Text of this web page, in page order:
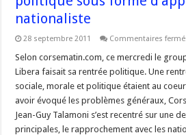
nationaliste
28 septembre 2011 Commentaires
Selon corsematin.com, ce mercredi le
Libera faisait sa rentrée politique. Une
sociale, morale et politique étaient au
avoir évoqué les problèmes généraux,
Jean-Guy Talamoni s’est recentré sur une
principales, le rapprochement avec les